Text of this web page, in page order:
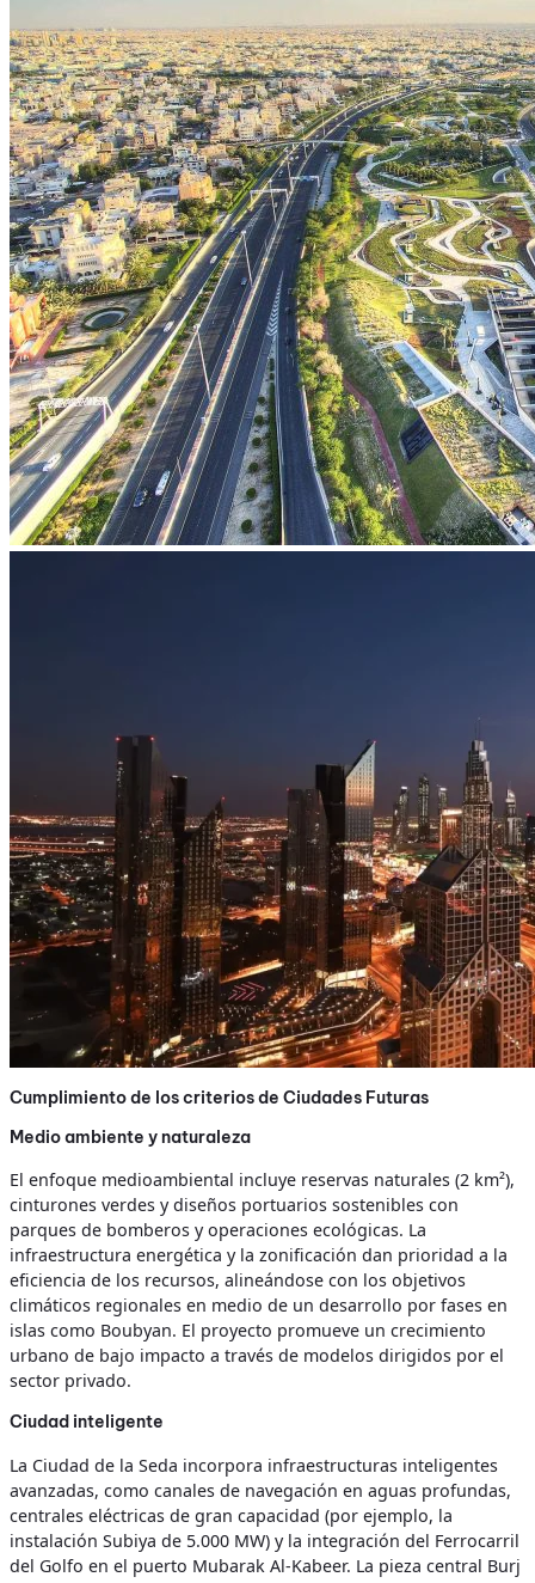
Cumplimiento de los criterios de Ciudades Futuras
Medio ambiente y naturaleza
El enfoque medioambiental incluye reservas naturales (2 km²),
cinturones verdes y diseños portuarios sostenibles con
parques de bomberos y operaciones ecológicas. La
infraestructura energética y la zonificación dan prioridad a la
eficiencia de los recursos, alineándose con los objetivos
climáticos regionales en medio de un desarrollo por fases en
islas como Boubyan. El proyecto promueve un crecimiento
urbano de bajo impacto a través de modelos dirigidos por el
sector privado.
Ciudad inteligente
La Ciudad de la Seda incorpora infraestructuras inteligentes
avanzadas, como canales de navegación en aguas profundas,
centrales eléctricas de gran capacidad (por ejemplo, la
instalación Subiya de 5.000 MW) y la integración del Ferrocarril
del Golfo en el puerto Mubarak Al-Kabeer. La pieza central Burj